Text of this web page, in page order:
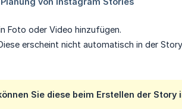
Foto oder Video hinzufügen.
erscheint nicht automatisch in der
Sie diese beim Erstellen der